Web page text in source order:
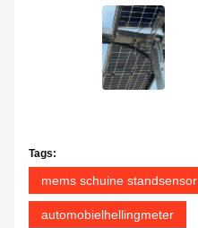
Tags:
mems schuine standsensor
automobielhellingmeter